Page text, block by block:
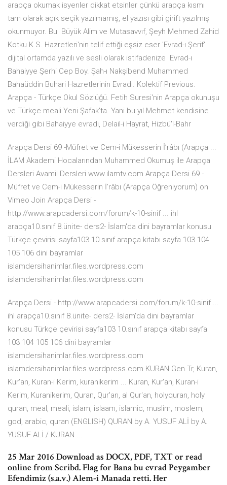
arapça okumak isyenler dikkat etsinler çünkü arapça kısmı
tam olarak açık seçik yazılmamış, el yazısı gibi girift yazılmış
okunmuyor. Bu Büyük Alim ve Mutasavvıf, Şeyh Mehmed Zahid
Kotku K.S. Hazretleri'nin telif ettiği eşsiz eser 'Evrad-ı Şerif'
dijital ortamda yazılı ve sesli olarak istifadenize Evrad-ı
Bahaiyye Şerhi Cep Boy. Şah-ı Nakşibend Muhammed
Bahaüddin Buhari Hazretlerinin Evradı. Kolektif Previous.
Arapça - Türkçe Okul Sözlüğü. Fetih Suresi'nin Arapça okunuşu
ve Türkçe meali Yeni Şafak'ta. Yani bu yıl Mehmet kendisine
verdiği gibi Bahaiyye evradı, Delail-i Hayrat, Hizbü'l-Bahr
Arapça Dersi 69 -Müfret ve Cem-i Mükesserin İ’râbı (Arapça ...
İLAM Akademi Hocalarından Muhammed Okumuş ile Arapça
Dersleri Avamil Dersleri www.ilamtv.com Arapça Dersi 69 -
Müfret ve Cem-i Mükesserin İ’râbı (Arapça Öğreniyorum) on
Vimeo Join Arapça Dersi -
http://www.arapcadersi.com/forum/k-10-sinif ... ihl
arapça10.sınıf 8.ünite- ders2- İslam'da dini bayramlar konusu
Türkçe çevirisi sayfa103 10.sınıf arapça kitabı sayfa 103 104
105 106 dini bayramlar
islamdersihanimlar.files.wordpress.com
islamdersihanimlar.files.wordpress.com
Arapça Dersi - http://www.arapcadersi.com/forum/k-10-sinif ...
ihl arapça10.sınıf 8.ünite- ders2- İslam'da dini bayramlar
konusu Türkçe çevirisi sayfa103 10.sınıf arapça kitabı sayfa
103 104 105 106 dini bayramlar
islamdersihanimlar.files.wordpress.com
islamdersihanimlar.files.wordpress.com KURAN.Gen.Tr, Kuran,
Kur'an, Kuran-i Kerim, kuranikerim ... Kuran, Kur'an, Kuran-i
Kerim, Kuranikerim, Quran, Qur'an, al Qur'an, holyquran, holy
quran, meal, meali, islam, islaam, islamic, muslim, moslem,
god, arabic, quran (ENGLISH) QURAN by A. YUSUF ALİ by A.
YUSUF ALİ / KURAN ...
25 Mar 2016 Download as DOCX, PDF, TXT or read
online from Scribd. Flag for Bana bu evrad Peygamber
Efendimiz (s.a.v.) Alem-i Manada retti. Her